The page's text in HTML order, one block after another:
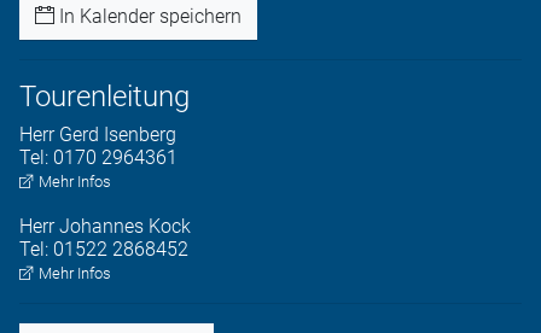
In Kalender speichern
Tourenleitung
Herr Gerd Isenberg
Tel: 0170 2964361
Mehr Infos
Herr Johannes Kock
Tel: 01522 2868452
Mehr Infos